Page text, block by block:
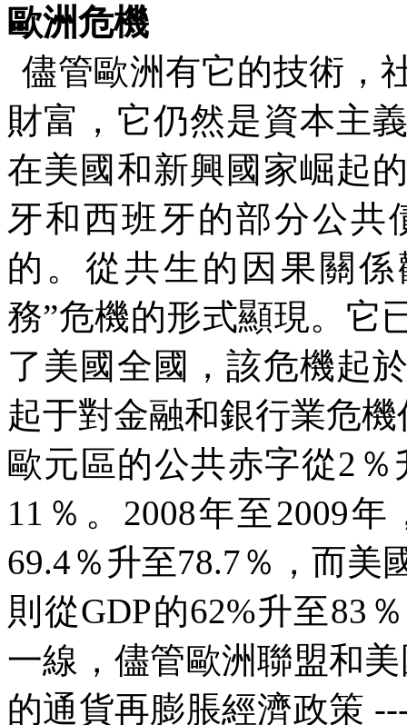
歐洲危機
儘管歐洲有它的技術，
財富，它仍然是資本主
在美國和新興國家崛起
牙和西班牙的部分公共
的。從共生的因果關
務”危機的形式顯現。它
了美國全國，該危機起
起于對金融和銀行業危
歐元區的公共赤字從2 ％
11 ％。 2008年至2009年
69.4％升至78.7％，而美
則從GDP的62%升至83
一線，儘管歐洲聯盟和
的通貨再膨脹經濟政策